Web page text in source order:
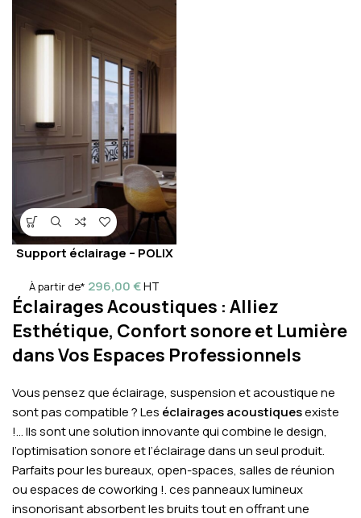
Support éclairage – POLIX
À partir de* 296,00€HT
Éclairages Acoustiques : Alliez
Esthétique, Confort sonore et Lumière
dans Vos Espaces Professionnels
Vous pensez que éclairage, suspension et acoustique ne
sont pas compatible ? Les éclairages acoustiquesexiste
!… Ils sont une solution innovante qui combine le design,
l’optimisation sonore et l’éclairage dans un seul produit.
Parfaits pour les bureaux, open-spaces, salles de réunion
ou espaces de coworking !. ces panneaux lumineux
insonorisant absorbent les bruits tout en offrant une